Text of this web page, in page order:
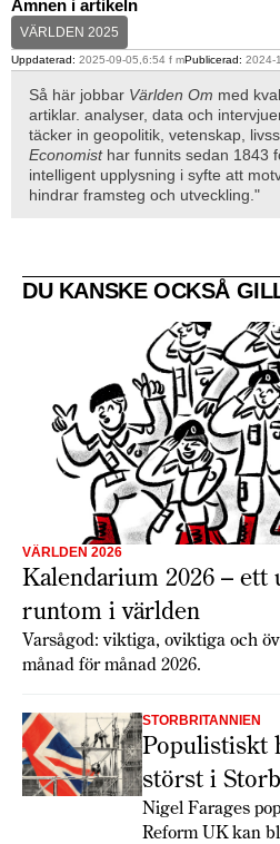
Ämnen i artikeln
VÄRLDEN 2025
Uppdaterad: 2025-09-05,6:54 f mPublicerad: 2024-
Så här jobbar Världen Om med
artiklar. analyser, data och
täcker in geopolitik, vetenskap,
Economisthar funnits sedan 1843
intelligent upplysning i syfte att
hindrar framsteg och utveckling."
DU KANSKE OCKSÅ
VÄRLDEN 2026
Kalendarium 2026 – ett
runtom i världen
Varsågod: viktiga, oviktiga och
månad för månad 2026.
STORBRITANNIEN
Populistiskt
störst i
Nigel Farages
Reform UK kan